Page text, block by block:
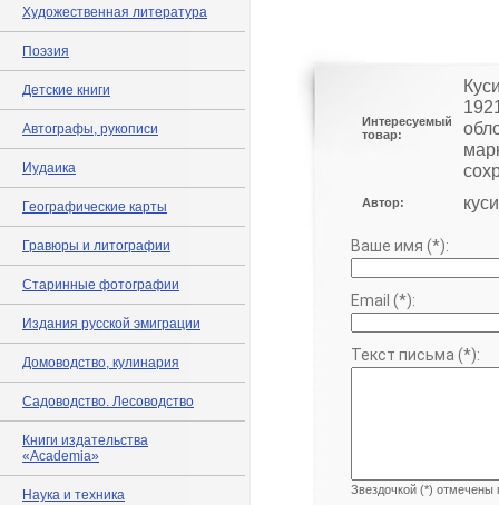
Художественная литература
Поэзия
Детские книги
Автографы, рукописи
Иудаика
Географические карты
Гравюры и литографии
Старинные фотографии
Издания русской эмиграции
Домоводство, кулинария
Садоводство. Лесоводство
Книги издательства
«Academia»
Наука и техника
Интересуемый
товар:
Автор:
Ваше имя (*):
Email (*):
Текст письма (*):
Звездочкой (*) отмечены